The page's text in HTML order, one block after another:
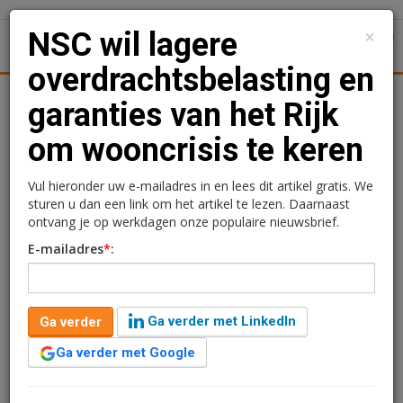
Uitgelicht Woningmarkt
NSC wil lagere
overdrachtsbelasting en
garanties van het Rijk om
wooncrisis te keren
Redactie
18 augustus 2025 om 13:24
één jaar geleden aangepast
3 minuten leestijd
Nieuw Sociaal Contract (NSC) wil lagere
×
NSC wil lagere
overdrachtsbelasting en
garanties van het Rijk
om wooncrisis te keren
Vul hieronder uw e-mailadres in en lees dit artikel gratis. We
sturen u dan een link om het artikel te lezen. Daarnaast
ontvang je op werkdagen onze populaire nieuwsbrief.
E-mailadres*:
Ga verder
Ga verder met LinkedIn
Ga verder met Google